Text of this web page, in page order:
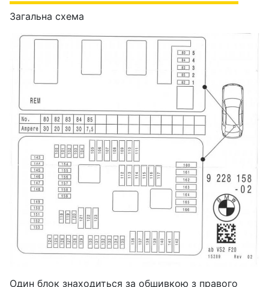
Загальна схема
Один блок знаходиться за обшивкою з правого